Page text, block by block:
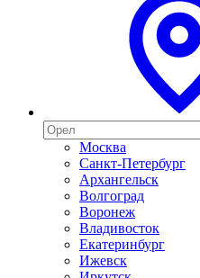
Москва
Санкт-Петербург
Архангельск
Волгоград
Воронеж
Владивосток
Екатеринбург
Ижевск